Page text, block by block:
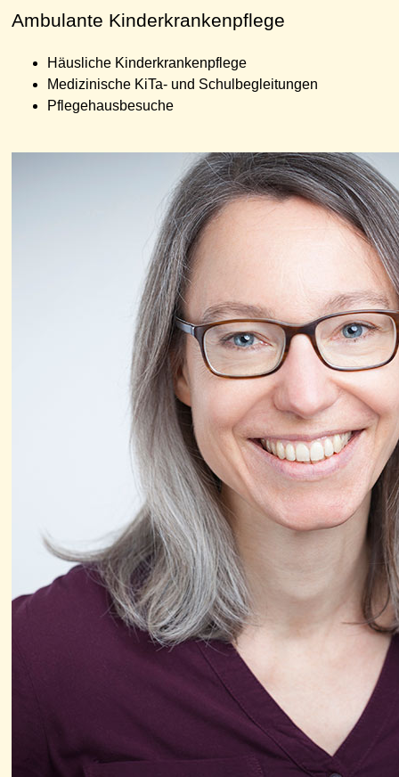
Ambulante Kinderkrankenpflege
Häusliche Kinderkrankenpflege
Medizinische KiTa- und Schulbegleitungen
Pflegehausbesuche